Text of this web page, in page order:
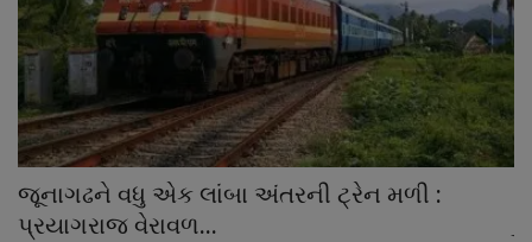
જૂનાગઢને વધુ એક લાંબા અંતરની ટ્રેન મળી :
પ્રયાગરાજ વેરાવળ...